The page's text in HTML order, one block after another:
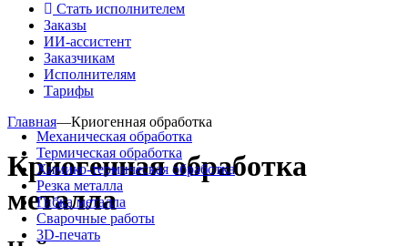
Стать исполнителем
Заказы
ИИ-ассистент
Заказчикам
Исполнителям
Тарифы
Механическая обработка
Термическая обработка
Химико-термическая обработка
Резка металла
Гибка металла
Сварочные работы
3D-печать
Главная—Криогенная обработка
Криогенная обработка
металла